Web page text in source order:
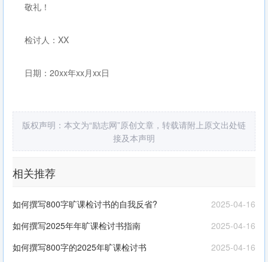
敬礼！
检讨人：XX
日期：20xx年xx月xx日
版权声明：本文为“励志网”原创文章，转载请附上原文出处链
接及本声明
相关推荐
2025-04-16
如何撰写800字旷课检讨书的自我反省?
2025-04-16
如何撰写2025年年旷课检讨书指南
2025-04-16
如何撰写800字的2025年旷课检讨书